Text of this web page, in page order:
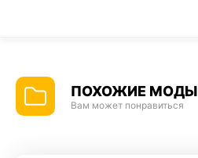
ПОХОЖИЕ МОДЫ
Вам может понравиться